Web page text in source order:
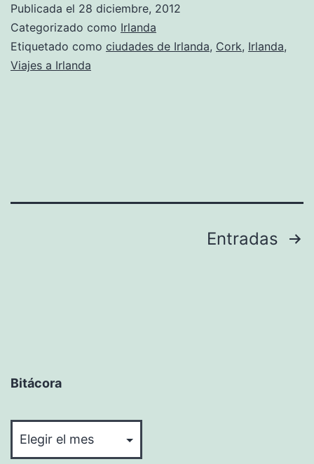
Publicada el 28 diciembre, 2012
Categorizado como Irlanda
Etiquetado como ciudades de Irlanda, Cork, Irlanda,
Viajes a Irlanda
Entradas
Bitácora